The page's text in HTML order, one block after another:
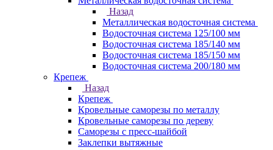
Назад
Металлическая водосточная система
Водосточная система 125/100 мм
Водосточная система 185/140 мм
Водосточная система 185/150 мм
Водосточная система 200/180 мм
Крепеж
Назад
Крепеж
Кровельные саморезы по металлу
Кровельные саморезы по дереву
Саморезы с пресс-шайбой
Заклепки вытяжные